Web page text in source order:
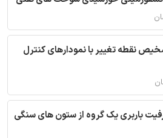
نقطه تغییر با نمودارهای کنترل
باربری یک گروه از ستون های سنگی